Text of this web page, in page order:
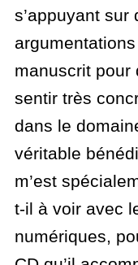
s’appuyant
manuscrit pour
sentir très
dans le
véritable
m’est
t-il à voir avec
numériques,